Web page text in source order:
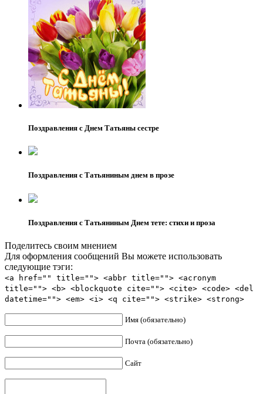
Поздравления с Днем Татьяны сестре
Поздравления с Татьяниным днем в прозе
Поздравления с Татьяниным Днем тете: стихи и проза
Поделитесь своим мнением
Для оформления сообщений Вы можете использовать
следующие тэги:
<a href="" title=""> <abbr title=""> <acronym
title=""> <b> <blockquote cite=""> <cite> <code> <del
datetime=""> <em> <i> <q cite=""> <strike> <strong>
Имя (обязательно)
Почта (обязательно)
Сайт